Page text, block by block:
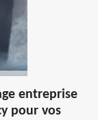
entreprise
pour vos